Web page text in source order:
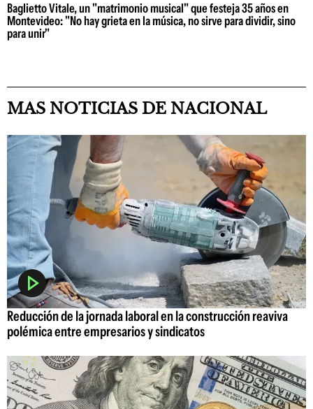
Baglietto Vitale, un "matrimonio musical" que festeja 35 años en
Montevideo: "No hay grieta en la música, no sirve para dividir, sino
para unir"
MAS NOTICIAS DE NACIONAL
Reducción de la jornada laboral en la construcción reaviva
polémica entre empresarios y sindicatos